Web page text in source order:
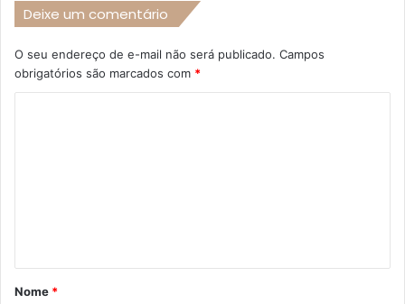
Deixe um comentário
O seu endereço de e-mail não será publicado. Campos
obrigatórios são marcados com *
á
r
Nome *